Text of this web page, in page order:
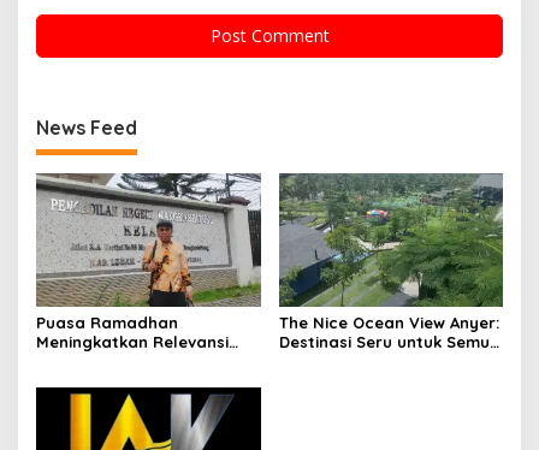
News Feed
Puasa Ramadhan
Meningkatkan Relevansi
The Nice Ocean View Anyer:
Destinasi Seru untuk Semua